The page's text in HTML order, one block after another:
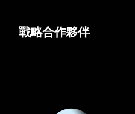
戰略合作夥伴